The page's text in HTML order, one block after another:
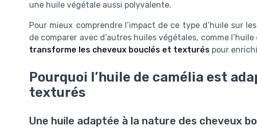
une huile végétale aussi polyvalente.
Pour mieux comprendre l’impact de ce type d’huile sur
de comparer avec d’autres huiles végétales, comme
transforme les cheveux bouclés et texturés pour
Pourquoi l’huile de camélia est
texturés
Une huile adaptée à la nature des cheveux